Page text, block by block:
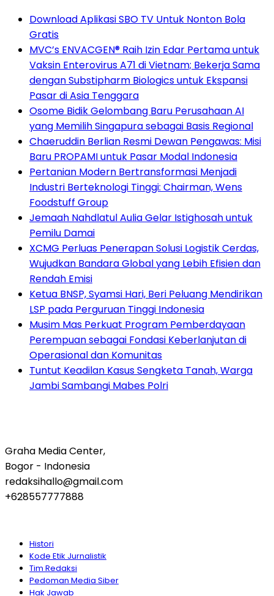
Download Aplikasi SBO TV Untuk Nonton Bola
Gratis
MVC’s ENVACGEN® Raih Izin Edar Pertama untuk
Vaksin Enterovirus A71 di Vietnam; Bekerja Sama
dengan Substipharm Biologics untuk Ekspansi
Pasar di Asia Tenggara
Osome Bidik Gelombang Baru Perusahaan AI
yang Memilih Singapura sebagai Basis Regional
Chaeruddin Berlian Resmi Dewan Pengawas: Misi
Baru PROPAMI untuk Pasar Modal Indonesia
Pertanian Modern Bertransformasi Menjadi
Industri Berteknologi Tinggi: Chairman, Wens
Foodstuff Group
Jemaah Nahdlatul Aulia Gelar Istighosah untuk
Pemilu Damai
XCMG Perluas Penerapan Solusi Logistik Cerdas,
Wujudkan Bandara Global yang Lebih Efisien dan
Rendah Emisi
Ketua BNSP, Syamsi Hari, Beri Peluang Mendirikan
LSP pada Perguruan Tinggi Indonesia
Musim Mas Perkuat Program Pemberdayaan
Perempuan sebagai Fondasi Keberlanjutan di
Operasional dan Komunitas
Tuntut Keadilan Kasus Sengketa Tanah, Warga
Jambi Sambangi Mabes Polri
Graha Media Center,
Bogor - Indonesia
redaksihallo@gmail.com
+628557777888
Histori
Kode Etik Jurnalistik
Tim Redaksi
Pedoman Media Siber
Hak Jawab